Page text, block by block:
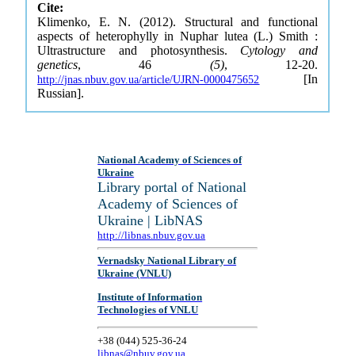
Cite:
Klimenko, E. N. (2012). Structural and functional
aspects of heterophylly in Nuphar lutea (L.) Smith :
Ultrastructure and photosynthesis. Cytology and
genetics, 46 (5), 12-20.
http://jnas.nbuv.gov.ua/article/UJRN-0000475652 [In
Russian].
National Academy of Sciences of
Ukraine
Library portal of National
Academy of Sciences of
Ukraine | LibNAS
http://libnas.nbuv.gov.ua
Vernadsky National Library of
Ukraine (VNLU)
Institute of Information
Technologies of VNLU
+38 (044) 525-36-24
libnas@nbuv.gov.ua